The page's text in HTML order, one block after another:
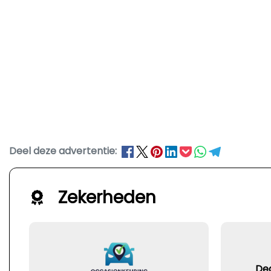
Deel deze advertentie:
Zekerheden